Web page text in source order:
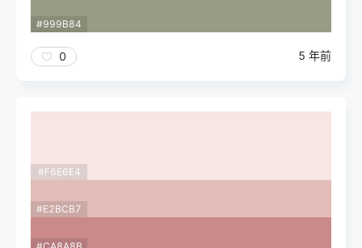
#999B84
0 5 年前
#F6E6E4
#E2BCB7